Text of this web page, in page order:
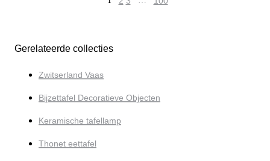
Gerelateerde collecties
Zwitserland Vaas
Bijzettafel Decoratieve Objecten
Keramische tafellamp
Thonet eettafel